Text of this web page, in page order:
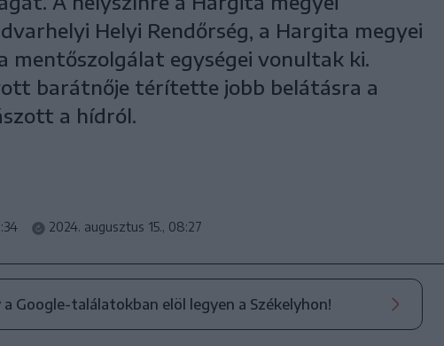
Helyi Rendőrség, a Hargita megyei
mentőszolgálat egységei vonultak ki.
barátnője térítette jobb belátásra a
a hídról.
2024. augusztus 15., 08:27
Google-találatokban elöl legyen a Székelyhon!